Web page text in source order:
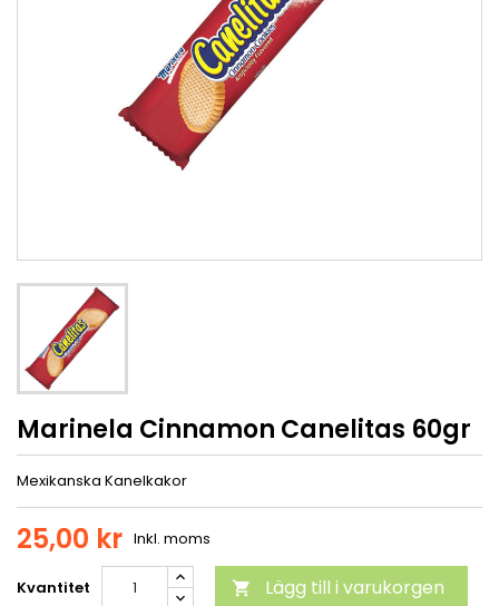
Marinela Cinnamon Canelitas 60gr
Mexikanska Kanelkakor
25,00 kr Inkl. moms
Kvantitet  Lägg till i varukorgen